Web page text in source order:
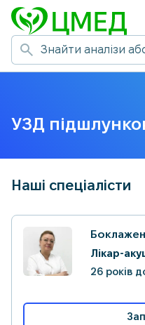
УЗД
Наші спеціалісти
Лікар-
26 років